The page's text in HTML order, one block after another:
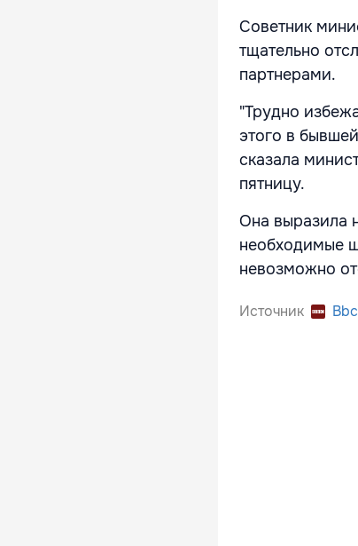
Советник
тщательно
партнерами.
"Трудно
этого в
сказала
пятницу.
Она выразила
необходимые
невозможно
Источник Bbc